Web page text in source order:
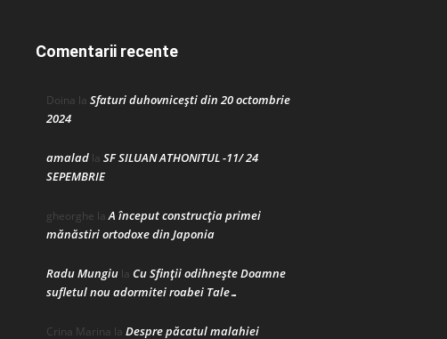
Comentarii recente
Doina la Sfaturi duhovnicești din 20 octombrie
2024
amalad la SF SILUAN ATHONITUL -11/ 24
SEPEMBRIE
gheorghe laA început construcţia primei
mănăstiri ortodoxe din Japonia
Radu Mungiu la Cu Sfinții odihnește Doamne
sufletul nou adormitei roabei Tale…
Crina Marina la Despre păcatul malahiei